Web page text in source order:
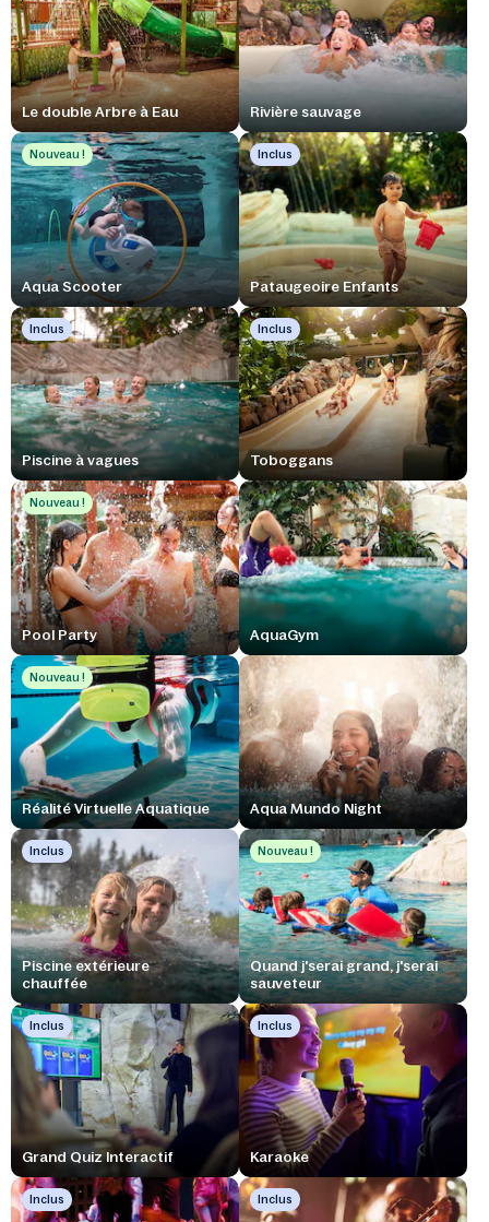
Le double Arbre à Eau Rivière sauvage
Nouveau !
Aqua Scooter
Inclus
Pataugeoire Enfants
Inclus
Piscine à vagues
Inclus
Toboggans
Nouveau !
Pool Party AquaGym
Nouveau !
Réalité Virtuelle Aquatique Aqua Mundo Night
Inclus
Piscine extérieure
chauffée
Nouveau !
Quand j'serai grand, j'serai
sauveteur
Inclus
Grand Quiz Interactif
Inclus
Karaoke
Inclus Inclus